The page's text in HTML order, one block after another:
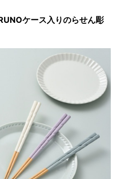
ケース入りのらせん彫